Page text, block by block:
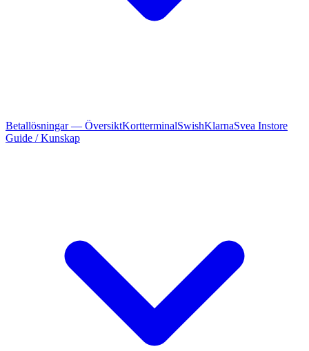
Betallösningar — ÖversiktKortterminalSwishKlarnaSvea Instore
Guide / Kunskap